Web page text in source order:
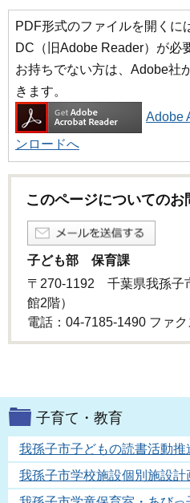
PDF形式のファイルを開くに
DC（旧Adobe Reader）が必
お持ちでない方は、Adobe社
きます。
Adobe
ンロードへ
このページについてのお
子ども部 保育課
〒270-1192 千葉県我孫子
館2階）
電話：04-7185-1490 ファ
子育て・教育
我孫子市子どもの読書活動推
我孫子市学校施設個別施設計